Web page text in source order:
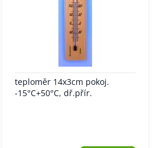
teploměr 14x3cm pokoj.
-15°C+50°C, dř.přír.